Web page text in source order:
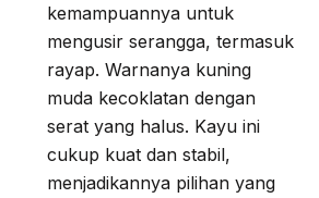
kemampuannya untuk
mengusir serangga, termasuk
rayap. Warnanya kuning
muda kecoklatan dengan
serat yang halus. Kayu ini
cukup kuat dan stabil,
menjadikannya pilihan yang